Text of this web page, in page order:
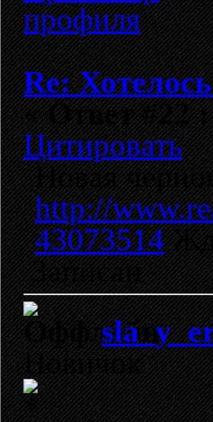
Re:
«Ответ #22 :
Цитировать
Новая
http://
43073514
Записан
Новичок